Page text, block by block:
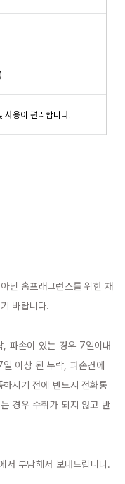
사용이 편리합니다.
닌 홈프래그런스를 위한 재
바랍니다.
, 파손이 있는 경우 7일이내
이상 된 누락, 파손건에
시기 전에 반드시 전화통
경우 수취가 되지 않고 반
서 부담해서 보내드립니다.